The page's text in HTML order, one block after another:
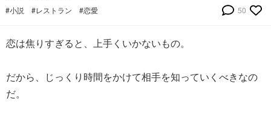
#小説 #レストラン #恋愛 50
恋は焦りすぎると、上手くいかないもの。
だから、じっくり時間をかけて相手を知っていくべきなの
だ。